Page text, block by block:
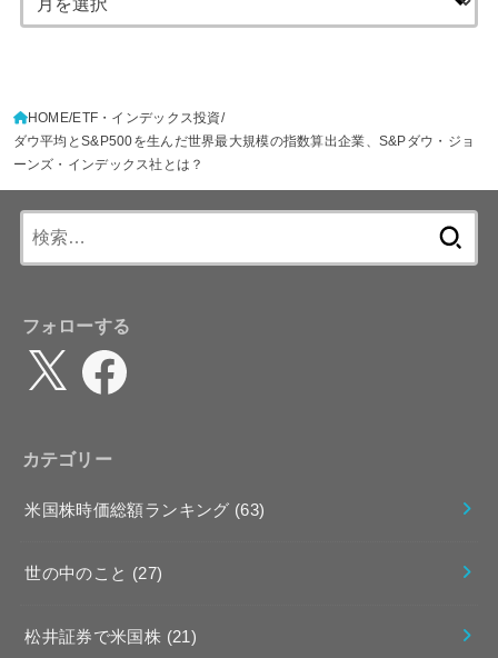
HOME ETF・インデックス投資
ダウ平均とS&P500を生んだ世界最大規模の指数算出企業、S&Pダウ・ジョ
ーンズ・インデックス社とは？
フォローする
X Facebook
カテゴリー
米国株時価総額ランキング (63)
世の中のこと (27)
松井証券で米国株 (21)